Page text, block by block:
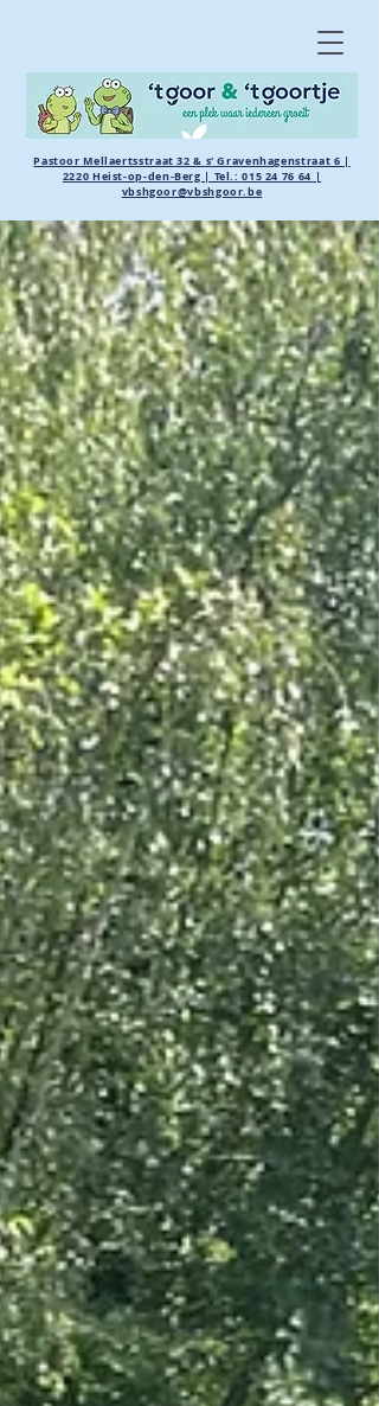
Pastoor Mellaertsstraat 32 & s' Gravenhagenstraat 6 |
2220 Heist-op-den-Berg | Tel.:015 24 76 64 |
vbshgoor@vbshgoor.be